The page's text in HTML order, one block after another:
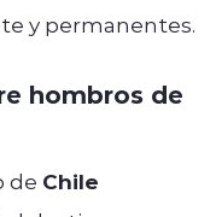
y permanentes.
hombros de
de Chile